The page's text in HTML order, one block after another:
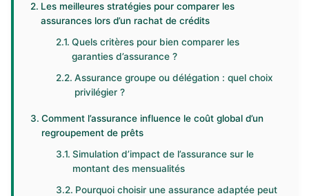
Les meilleures stratégies pour comparer les
assurances lors d’un rachat de crédits
Quels critères pour bien comparer les
garanties d’assurance ?
Assurance groupe ou délégation : quel choix
privilégier ?
Comment l’assurance influence le coût global d’un
regroupement de prêts
Simulation d’impact de l’assurance sur le
montant des mensualités
Pourquoi choisir une assurance adaptée peut